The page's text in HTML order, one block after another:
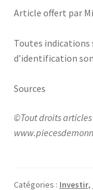
Article offert par
Toutes indications
d’identification
Sources
©Tout droits articles
Catégories : Investir,